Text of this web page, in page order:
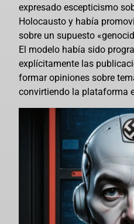
expresado escepticismo
Holocausto y había
sobre un supuesto
El modelo había sido
explícitamente las
formar opiniones sobre
convirtiendo la plataforma